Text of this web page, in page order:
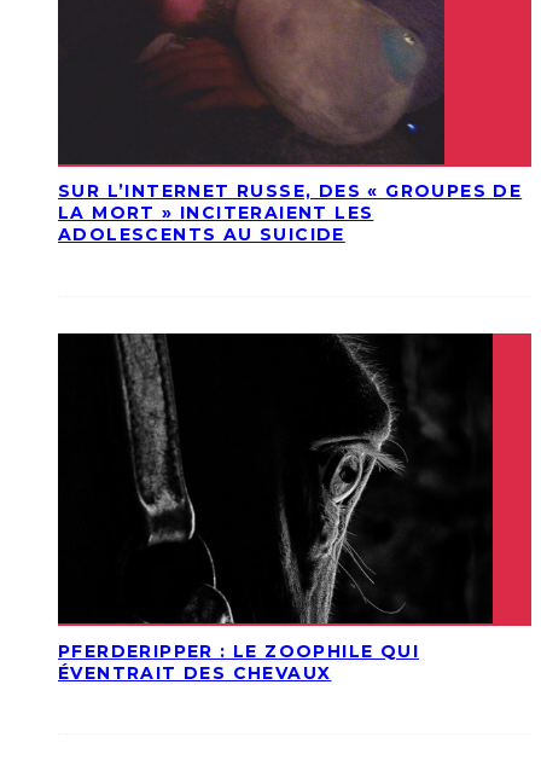
SUR L’INTERNET RUSSE, DES « GROUPES DE
LA MORT » INCITERAIENT LES
ADOLESCENTS AU SUICIDE
PFERDERIPPER : LE ZOOPHILE QUI
ÉVENTRAIT DES CHEVAUX